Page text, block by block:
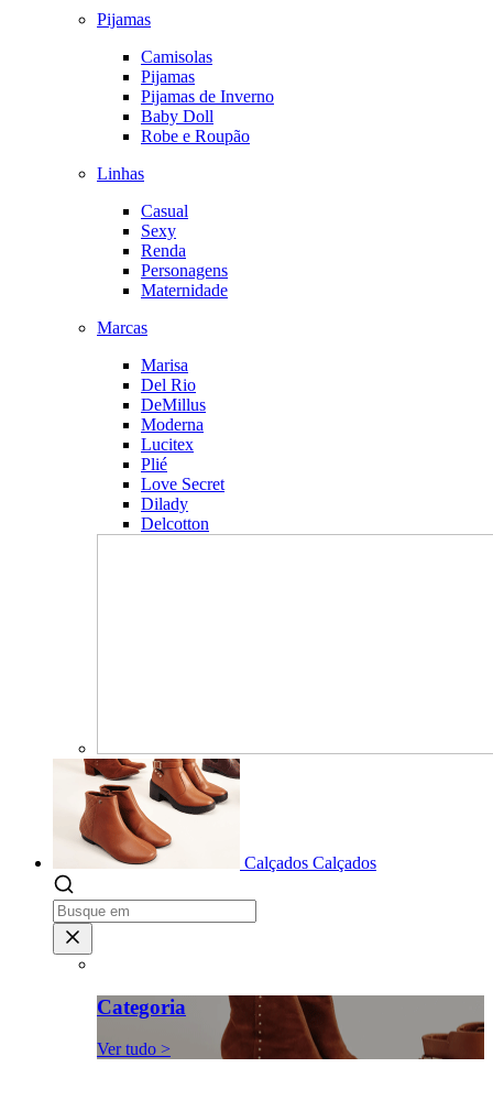
Pijamas
Camisolas
Pijamas
Pijamas de Inverno
Baby Doll
Robe e Roupão
Linhas
Casual
Sexy
Renda
Personagens
Maternidade
Marcas
Marisa
Del Rio
DeMillus
Moderna
Lucitex
Plié
Love Secret
Dilady
Delcotton
Calçados Calçados
Categoria
Ver tudo >